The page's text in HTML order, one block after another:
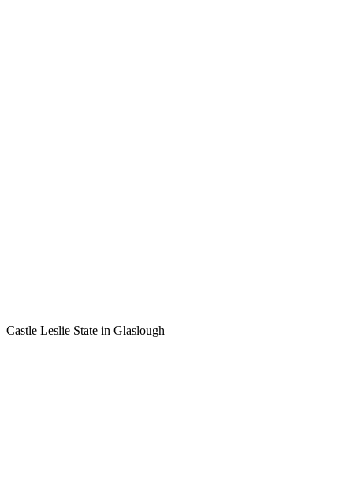
Castle Leslie State in Glaslough